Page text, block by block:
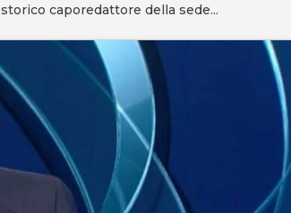
storico caporedattore della sede...